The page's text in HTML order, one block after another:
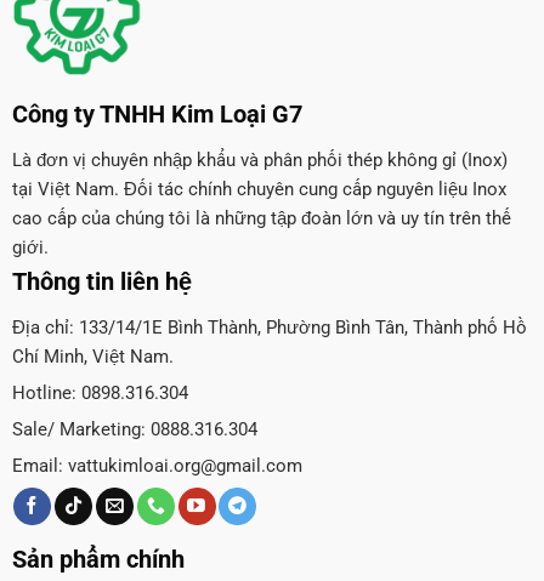
Công ty TNHH Kim Loại G7
Là đơn vị chuyên nhập khẩu và phân phối thép không gỉ (Inox)
tại Việt Nam. Đối tác chính chuyên cung cấp nguyên liệu Inox
cao cấp của chúng tôi là những tập đoàn lớn và uy tín trên thế
giới.
Thông tin liên hệ
Địa chỉ: 133/14/1E Bình Thành, Phường Bình Tân, Thành phố Hồ
Chí Minh, Việt Nam.
Hotline: 0898.316.304
Sale/ Marketing: 0888.316.304
Email: vattukimloai.org@gmail.com
Sản phẩm chính